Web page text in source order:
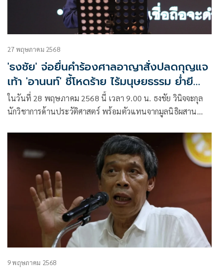
27 พฤษภาคม 2568
'ธงชัย' จ่อยื่นคำร้องศาลอาญาสั่งปลดกุญแจ
เท้า 'อานนท์' ชี้โหดร้าย ไร้มนุษยธรรม ย่ำยี
ศักดิ์ศรีความเป็นมนุษย์ ละเมิดสิทธิมนุษยชน
ในวันที่ 28 พฤษภาคม 2568 นี้ เวลา 9.00 น. ธงชัย วินิจจะกุล
นักวิชาการด้านประวัติศาสตร์ พร้อมตัวแทนจากมูลนิธิผสาน
9 พฤษภาคม 2568